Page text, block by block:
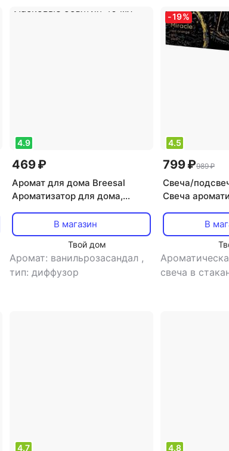
4.9
469 ₽
Аромат для дома Breesal
Ароматизатор для дома,
палочками Aromа Sphere
Ласковые объятия 40 мл
В магазин
Твой дом
Аромат: ванильрозасандал ,
тип: диффузор
-19%
4.5
799 ₽989 ₽
Свеча/
Свеча
В
свеча в
4.7 4.8